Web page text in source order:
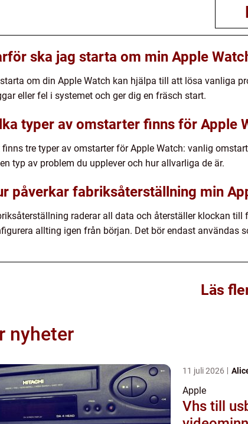
ska jag starta om min Apple
om din Apple Watch kan hjälpa till att lösa vanliga
eller fel i systemet och ger dig en fräsch start.
typer av omstarter finns för Apple
finns tre typer av omstarter för Apple Watch: vanlig
typ av problem du upplever och hur allvarliga de är.
påverkar fabriksåterställning min
raderar all data och återställer klockan
allting igen från början. Det bör endast användas
Läs
nyheter
11 juli 2026
Apple
Vhs till usb så räddas